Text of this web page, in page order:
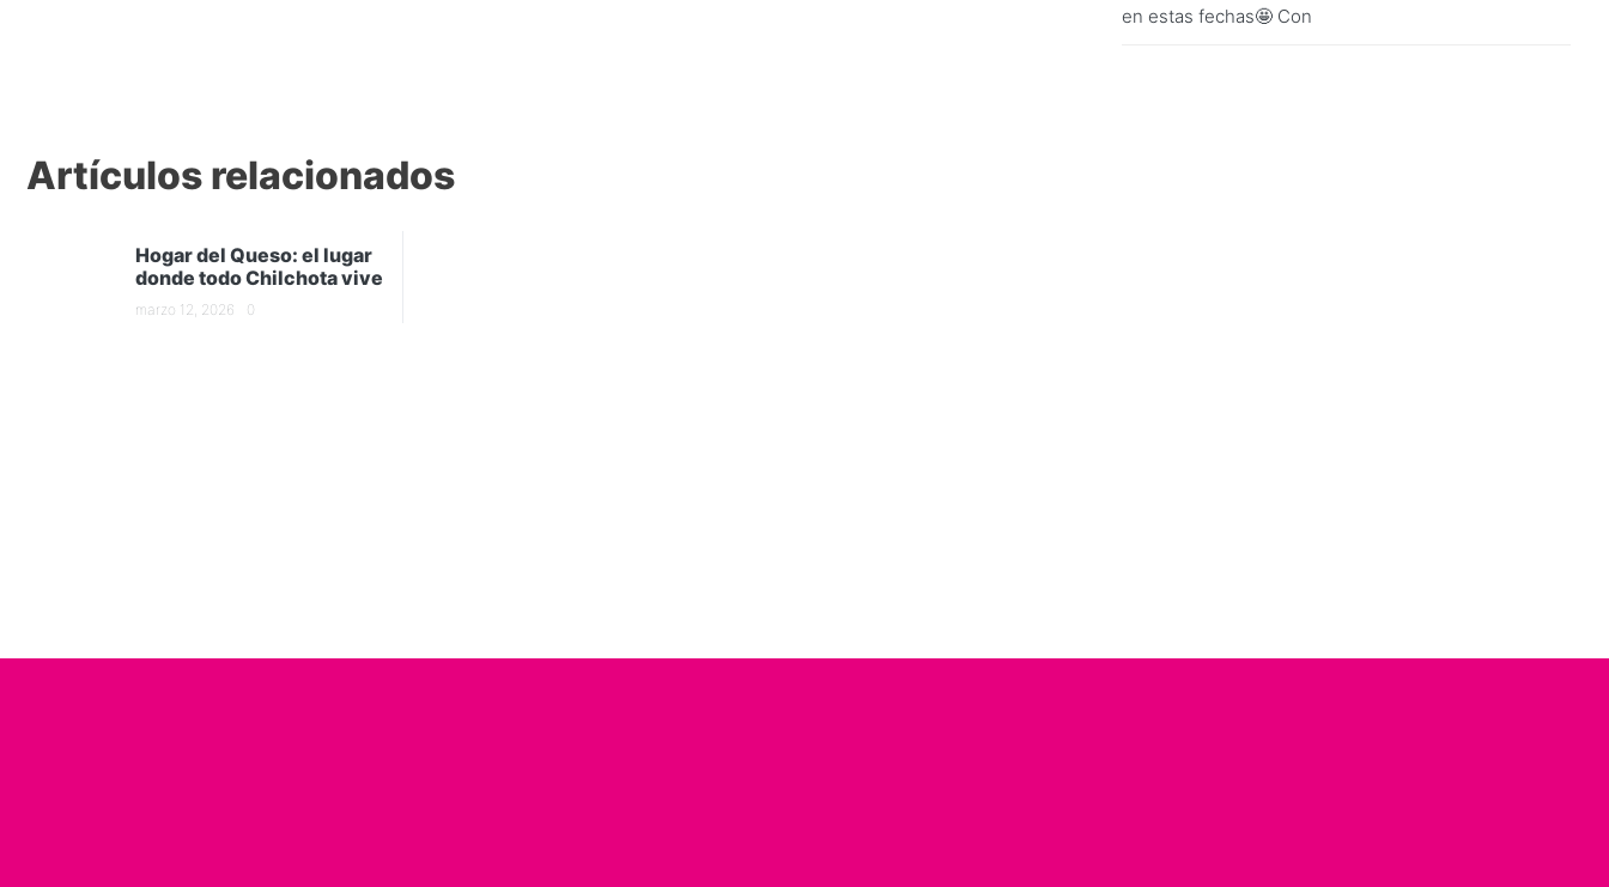
en estas fechas🤩 Con
Artículos relacionados
Hogar del Queso: el lugar
donde todo Chilchota vive
marzo 12, 2026 0